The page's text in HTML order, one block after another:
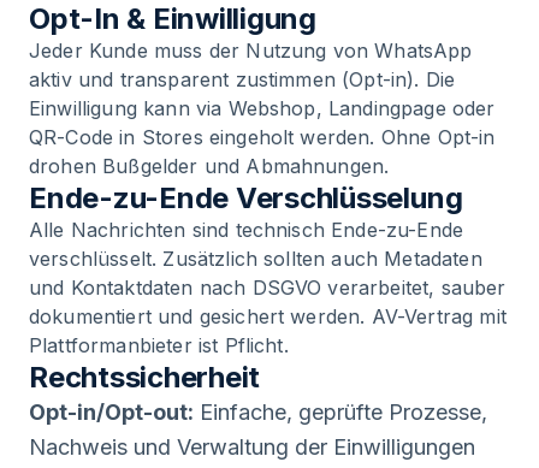
Opt-In & Einwilligung
Jeder Kunde muss der Nutzung von WhatsApp
aktiv und transparent zustimmen (Opt-in). Die
Einwilligung kann via Webshop, Landingpage oder
QR-Code in Stores eingeholt werden. Ohne Opt-in
drohen Bußgelder und Abmahnungen.
Ende-zu-Ende Verschlüsselung
Alle Nachrichten sind technisch Ende-zu-Ende
verschlüsselt. Zusätzlich sollten auch Metadaten
und Kontaktdaten nach DSGVO verarbeitet, sauber
dokumentiert und gesichert werden. AV-Vertrag mit
Plattformanbieter ist Pflicht.
Rechtssicherheit
Opt-in/Opt-out: Einfache, geprüfte Prozesse,
Nachweis und Verwaltung der Einwilligungen